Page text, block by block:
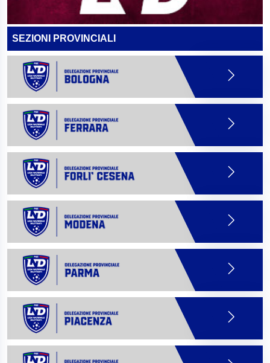
SEZIONI PROVINCIALI